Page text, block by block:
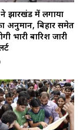
झारखंड में लगाया
अनुमान, बिहार समेत
भारी बारिश जारी